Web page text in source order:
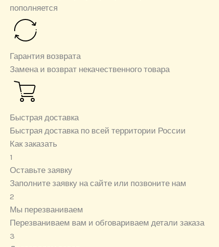
пополняется
Гарантия возврата
Замена и возврат некачественного товара
Быстрая доставка
Быстрая доставка по всей территории России
Как заказать
1
Оставьте заявку
Заполните заявку на сайте или позвоните нам
2
Мы перезваниваем
Перезваниваем вам и обговариваем детали заказа
3